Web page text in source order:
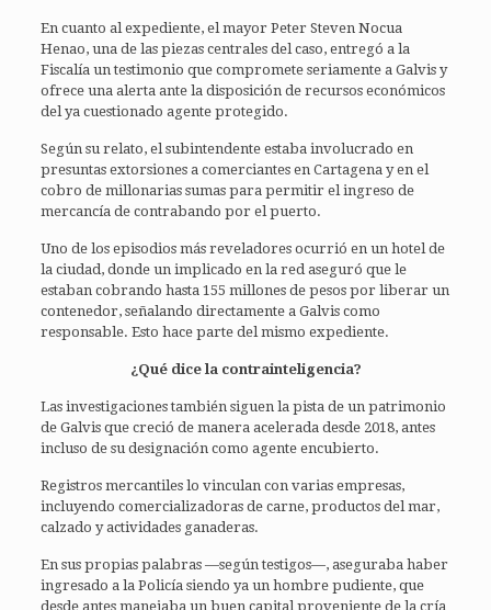
En cuanto al expediente, el mayor Peter Steven Nocua
Henao, una de las piezas centrales del caso, entregó a la
Fiscalía un testimonio que compromete seriamente a Galvis y
ofrece una alerta ante la disposición de recursos económicos
del ya cuestionado agente protegido.
Según su relato, el subintendente estaba involucrado en
presuntas extorsiones a comerciantes en Cartagena y en el
cobro de millonarias sumas para permitir el ingreso de
mercancía de contrabando por el puerto.
Uno de los episodios más reveladores ocurrió en un hotel de
la ciudad, donde un implicado en la red aseguró que le
estaban cobrando hasta 155 millones de pesos por liberar un
contenedor, señalando directamente a Galvis como
responsable. Esto hace parte del mismo expediente.
¿Qué dice la contrainteligencia?
Las investigaciones también siguen la pista de un patrimonio
de Galvis que creció de manera acelerada desde 2018, antes
incluso de su designación como agente encubierto.
Registros mercantiles lo vinculan con varias empresas,
incluyendo comercializadoras de carne, productos del mar,
calzado y actividades ganaderas.
En sus propias palabras —según testigos—, aseguraba haber
ingresado a la Policía siendo ya un hombre pudiente, que
desde antes manejaba un buen capital proveniente de la cría